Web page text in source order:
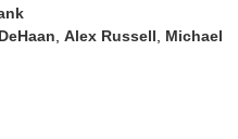
,Alex Russell
Michael